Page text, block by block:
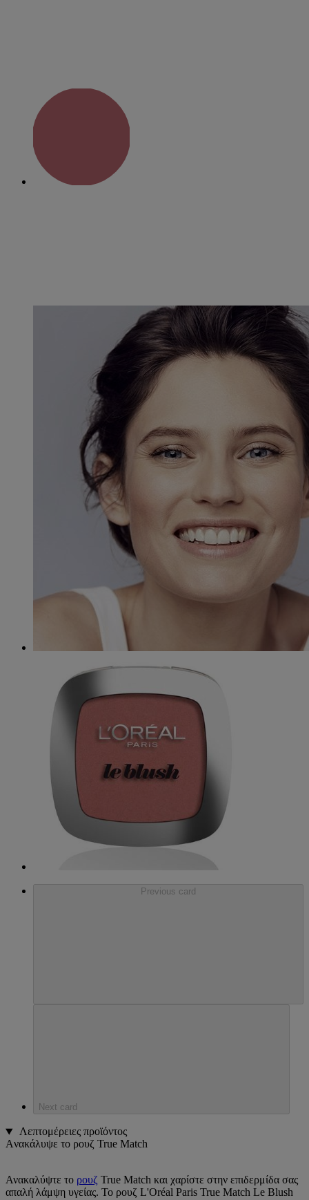
Previous card
Next card
Λεπτομέρειες προϊόντος
Aνακάλυψε το ρουζ True Match
Ανακαλύψτε το ρουζ True Match και χαρίστε στην επιδερμίδα σας
απαλή λάμψη υγείας. Το ρουζ L'Oréal Paris True Match Le Blush